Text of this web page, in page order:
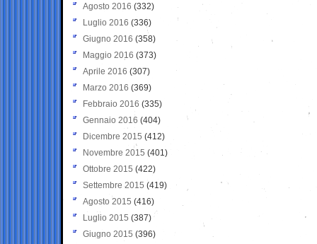
Agosto 2016 (332)
Luglio 2016 (336)
Giugno 2016 (358)
Maggio 2016 (373)
Aprile 2016 (307)
Marzo 2016 (369)
Febbraio 2016 (335)
Gennaio 2016 (404)
Dicembre 2015 (412)
Novembre 2015 (401)
Ottobre 2015 (422)
Settembre 2015 (419)
Agosto 2015 (416)
Luglio 2015 (387)
Giugno 2015 (396)